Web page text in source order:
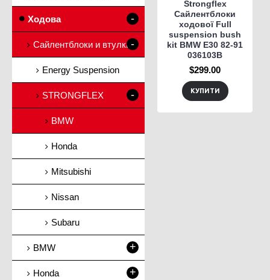
Ходова -
Сайлентблоки и втулки -
Energy Suspension
STRONGFLEX -
BMW
Honda
Mitsubishi
Nissan
Subaru
BMW +
Honda +
Strongflex
Сайлентблоки
ходової Full
suspension bush
kit BMW E30 82-91
036103B
$299.00
КУПИТИ